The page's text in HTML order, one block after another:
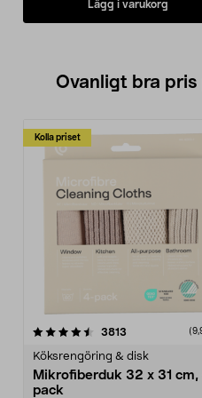
Lägg i varukorg
Ovanligt bra
Kolla priset
3813
Köksrengöring & disk
Mikrofiberduk 32 x 31 cm,
pack
4.0av 5 stjärnor